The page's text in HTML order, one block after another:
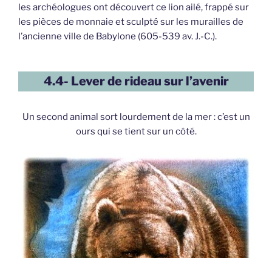
les archéologues ont découvert ce lion ailé, frappé sur
les pièces de monnaie et sculpté sur les murailles de
l’ancienne ville de Babylone (605-539 av. J.-C.).
4.4- Lever de rideau sur l’avenir
Un second animal sort lourdement de la mer : c’est un
ours qui se tient sur un côté.